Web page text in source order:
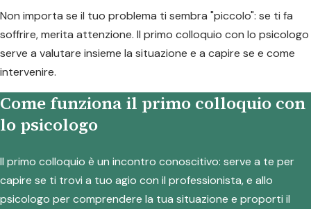
Non importa se il tuo problema ti sembra "piccolo": se ti fa
soffrire, merita attenzione. Il primo colloquio con lo psicologo
serve a valutare insieme la situazione e a capire se e come
intervenire.
Come funziona il primo colloquio con
lo psicologo
Il primo colloquio è un incontro conoscitivo: serve a te per
capire se ti trovi a tuo agio con il professionista, e allo
psicologo per comprendere la tua situazione e proporti il